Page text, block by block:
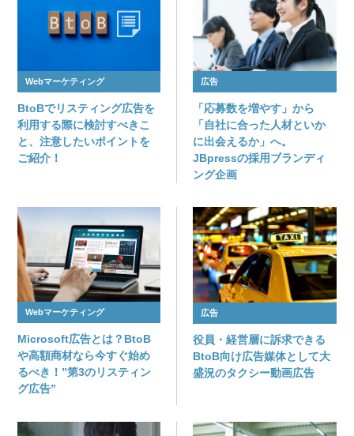
Webマーケティング
BtoBでリスティング広告を
利用する際に検討すべきこ
と、注意したいポイントを
ご紹介！
広告
「応募数を増やす」から
「自社に合った人材といか
に出会えるか」へ。
JBpressの採用ブランディ
ング企画
Webマーケティング
Microsoft広告とは？BtoB
や高額商材なら今すぐ始め
るべき！”第3のリスティン
グ広告”
広告
役員・経営層に訴求できる
BtoB向け広告媒体として大
盛況のタクシー動画広告